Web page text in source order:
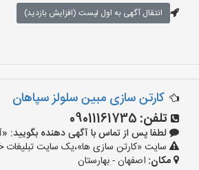
انتقال آگهی به اول لیست (افزایش بازدید)
کارتن سازی مبین سلولز سپاهان
تلفن: 09011161735
لطفا پس از تماس با آگهی دهنده بگویید: «آگهی
سایت «کارتن سازی ها»،یک سایت تبلیغات
مکان: اصفهان - بهارستان